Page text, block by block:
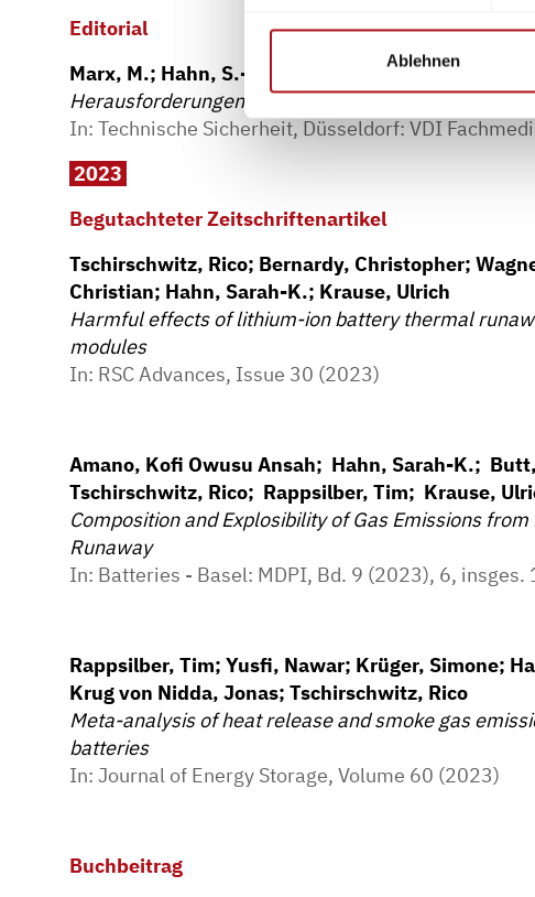
Ablehnen
Editorial
Marx, M.; Hahn, S.-K.
Herausforderungen im Wandel
In: Technische Sicherheit, Düsseldorf: VDI
2023
Begutachteter Zeitschriftenartikel
Tschirschwitz, Rico; Bernardy, Christopher;
Christian; Hahn, Sarah-K.; Krause, Ulrich
Harmful effects of lithium-ion battery thermal
modules
In: RSC Advances, Issue 30 (2023)
Amano, Kofi Owusu Ansah; Hahn, Sarah-K.;
Tschirschwitz, Rico; Rappsilber, Tim; Krause,
Composition and Explosibility of Gas Emissions
Runaway
In: Batteries - Basel: MDPI, Bd. 9 (2023), 6, insges.
Rappsilber, Tim; Yusfi, Nawar; Krüger, Simone;
Krug von Nidda, Jonas; Tschirschwitz, Rico
Meta-analysis of heat release and smoke gas
batteries
In: Journal of Energy Storage, Volume 60 (2023)
Buchbeitrag